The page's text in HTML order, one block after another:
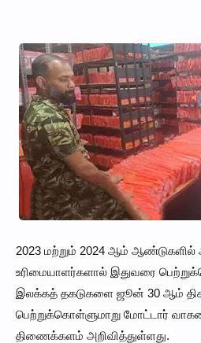
2023 மற்றும் 2024 ஆம் ஆண்டுகளில்
உரிமையாளர்களால் இதுவரை
இலக்கத் தகடுகளை ஜூன் 30 ஆம்
பெற்றுக்கொள்ளுமாறு மோட்டார்
திணைக்களம் அறிவித்துள்ளது.